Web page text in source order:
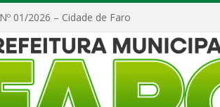
01/2026 – Cidade de Faro